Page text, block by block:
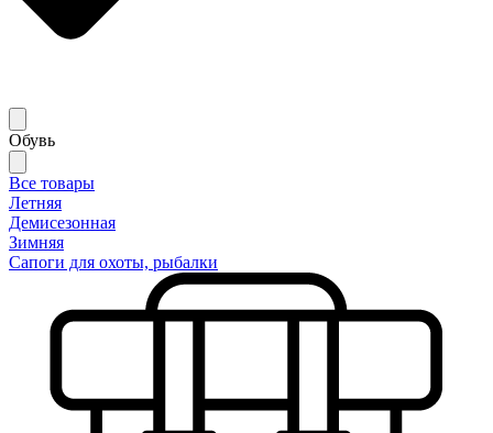
Обувь
Все товары
Летняя
Демисезонная
Зимняя
Сапоги для охоты, рыбалки